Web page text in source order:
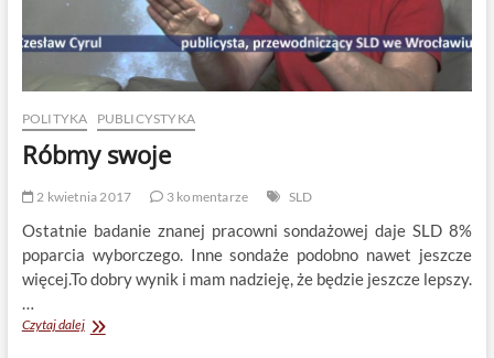
POLITYKA PUBLICYSTYKA
Róbmy swoje
2 kwietnia 2017 3 komentarze SLD
Ostatnie badanie znanej pracowni sondażowej daje SLD 8%
poparcia wyborczego. Inne sondaże podobno nawet jeszcze
więcej.To dobry wynik i mam nadzieję, że będzie jeszcze lepszy.
…
Czytaj dalejRóbmy